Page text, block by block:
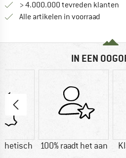
> 4.000.000 tevreden klanten
Alle artikelen in voorraad
IN EEN
100% raadt het aan